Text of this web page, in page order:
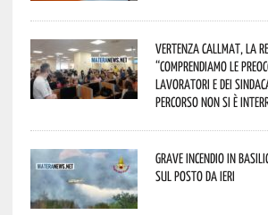
Vertenza CallMat, la
“comprendiamo le
lavoratori e dei
percorso non si è
Grave incendio in
sul posto da ieri